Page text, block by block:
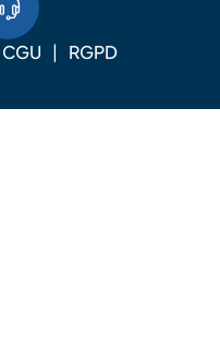
CGU RGPD